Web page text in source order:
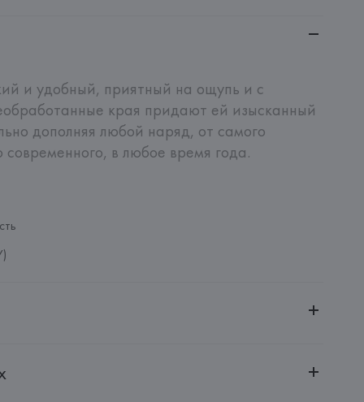
и удобный, приятный на ощупь и с
края придают ей изысканный
дополняя любой наряд, от самого
современного, в любое время года.
г. Минск, ул. Немига, 5, пом. 39